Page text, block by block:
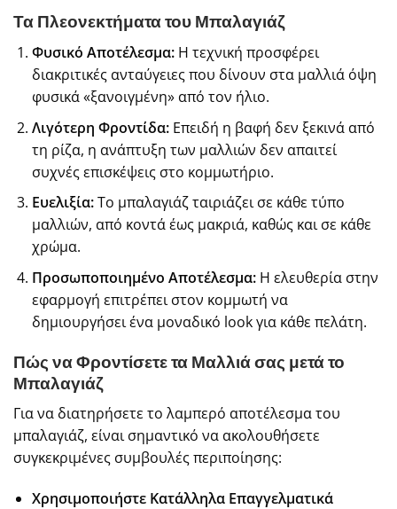
Τα Πλεονεκτήματα του Μπαλαγιάζ
Φυσικό Αποτέλεσμα:Η τεχνική προσφέρει
διακριτικές ανταύγειες που δίνουν στα μαλλιά όψη
φυσικά «ξανοιγμένη» από τον ήλιο.
Λιγότερη Φροντίδα:Επειδή η βαφή δεν ξεκινά από
τη ρίζα, η ανάπτυξη των μαλλιών δεν απαιτεί
συχνές επισκέψεις στο κομμωτήριο.
Ευελιξία:Το μπαλαγιάζ ταιριάζει σε κάθε τύπο
μαλλιών, από κοντά έως μακριά, καθώς και σε κάθε
χρώμα.
Προσωποποιημένο Αποτέλεσμα:Η ελευθερία στην
εφαρμογή επιτρέπει στον κομμωτή να
δημιουργήσει ένα μοναδικό look για κάθε πελάτη.
Πώς να Φροντίσετε τα Μαλλιά σας μετά το
Μπαλαγιάζ
Για να διατηρήσετε το λαμπερό αποτέλεσμα του
μπαλαγιάζ, είναι σημαντικό να ακολουθήσετε
συγκεκριμένες συμβουλές περιποίησης:
Χρησιμοποιήστε Κατάλληλα Επαγγελματικά